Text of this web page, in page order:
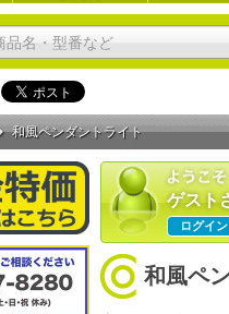
ゲスト
ログイン
和風ペンダントライト
和風ペ